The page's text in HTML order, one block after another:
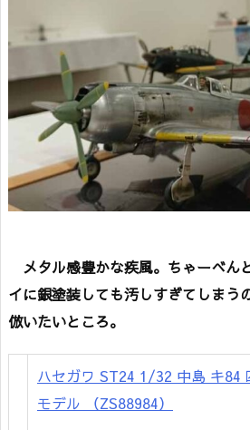
メタル感豊かな疾風。ちゃーべん
イに銀塗装しても汚しすぎてしまう
倣いたいところ。
ハセガワ ST24 1/32 中島 キ84
モデル （ZS88984）